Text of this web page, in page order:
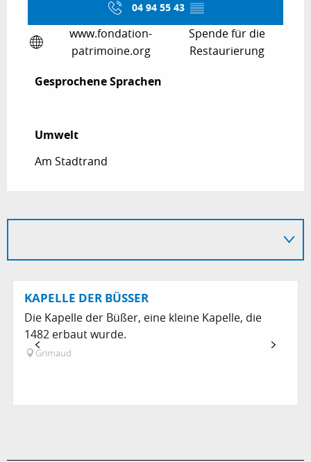
04 94 55 43 ▒▒
www.fondation-
patrimoine.org
Spende für die
Restaurierung
Gesprochene Sprachen
Gesprochene Sprachen
Umwelt
Umwelt
Am Stadtrand
KAPELLE DER BÜSSER
Die Kapelle der Büßer, eine kleine Kapelle, die
1482 erbaut wurde.
Grimaud